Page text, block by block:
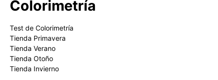
Colorimetría
Test de Colorimetría
Tienda Primavera
Tienda Verano
Tienda Otoño
Tienda Invierno